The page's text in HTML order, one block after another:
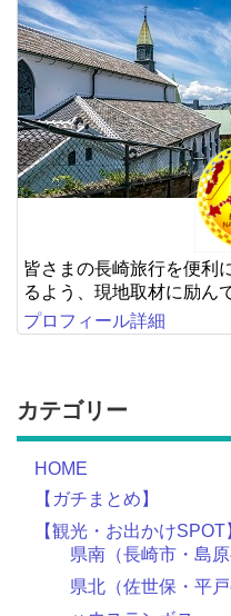
皆さまの長崎旅行を便利
るよう、現地取材に励ん
プロフィール詳細
カテゴリー
HOME
【ガチまとめ】
【観光・お出かけSPOT
県南（長崎市・島原
県北（佐世保・平戸